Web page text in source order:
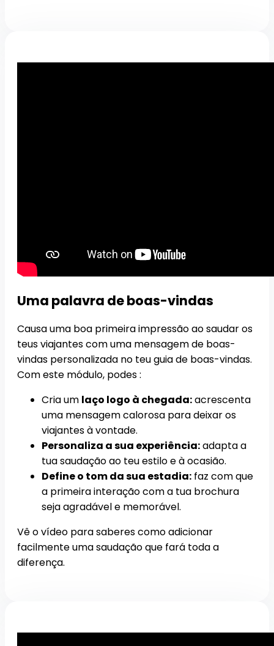
Uma palavra de boas-vindas
Causa uma boa primeira impressão ao saudar os
teus viajantes com uma mensagem de boas-
vindas personalizada no teu guia de boas-vindas.
Com este módulo, podes :
Cria um laço logo à chegada:acrescenta
uma mensagem calorosa para deixar os
viajantes à vontade.
Personaliza a sua experiência:adapta a
tua saudação ao teu estilo e à ocasião.
Define o tom da sua estadia: faz com que
a primeira interação com a tua brochura
seja agradável e memorável.
Vê o vídeo para saberes como adicionar
facilmente uma saudação que fará toda a
diferença.